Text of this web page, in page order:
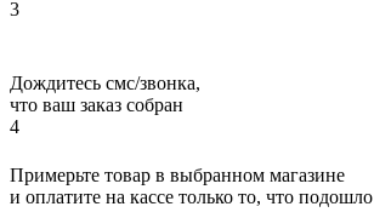
3
Дождитесь смс/звонка,
что ваш заказ собран
4
Примерьте товар в выбранном магазине
и оплатите на кассе только то, что подошло